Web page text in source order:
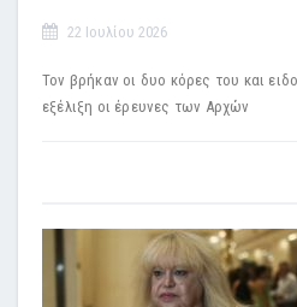
22 Ιουλίου 2026
Τον βρήκαν οι δυο κόρες του και
εξέλιξη οι έρευνες των Αρχών